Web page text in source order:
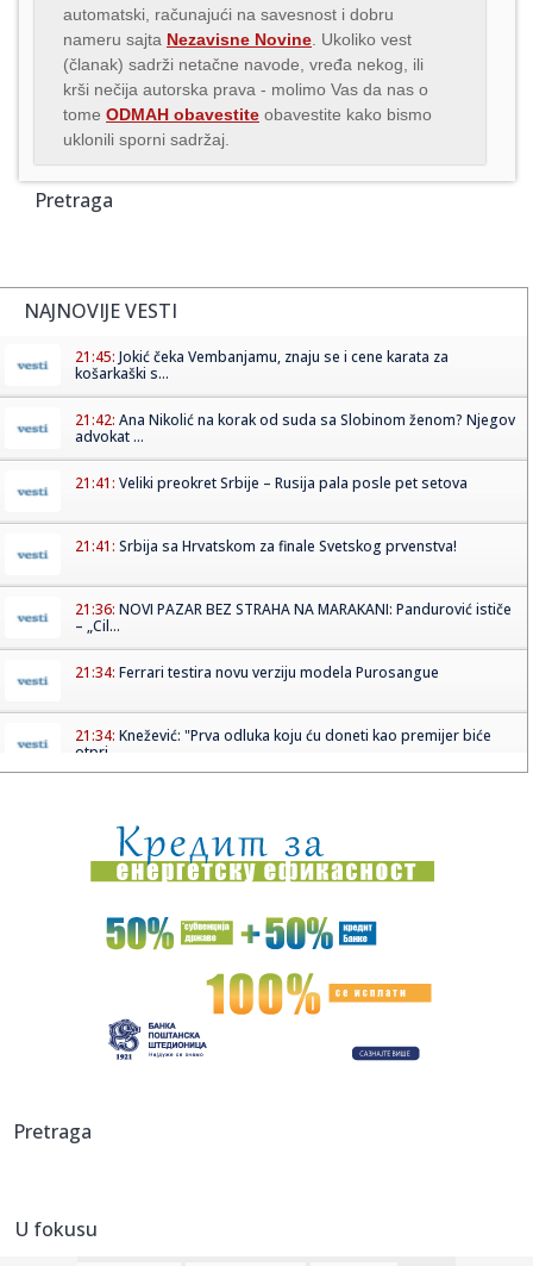
automatski, računajući na savesnost i dobru
nameru sajta Nezavisne Novine . Ukoliko vest
(članak) sadrži netačne navode, vređa nekog, ili
krši nečija autorska prava - molimo Vas da nas o
tome ODMAH obavestite obavestite kako bismo
uklonili sporni sadržaj.
Pretraga
NAJNOVIJE VESTI
21:45: Jokić čeka Vembanjamu, znaju se i cene karata za
košarkaški s...
21:42: Ana Nikolić na korak od suda sa Slobinom ženom? Njegov
advokat ...
21:41: Veliki preokret Srbije – Rusija pala posle pet setova
21:41: Srbija sa Hrvatskom za finale Svetskog prvenstva!
21:36: NOVI PAZAR BEZ STRAHA NA MARAKANI: Pandurović ističe
– „Cil...
21:34: Ferrari testira novu verziju modela Purosangue
21:34: Knežević: "Prva odluka koju ću doneti kao premijer biće
otpri...
21:31:Litvanija srušila Srbiju na startu Evrobasketa – dominirao
Ša...
21:31:Da li je ovo najbizarniji film godine?; "Pljušte" reakcije na
Protest povodom pozivanja Zelenskog u zvaničnu posetu
21:27:Studenti u Pančevu prikupljaju pomoć za vatrogasce i
posle ...
21:15:
Pretraga
U fokusu